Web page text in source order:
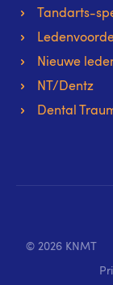
Tandarts-
Nieuwe
NT/Dentz
Dental
© 2026 KNMT